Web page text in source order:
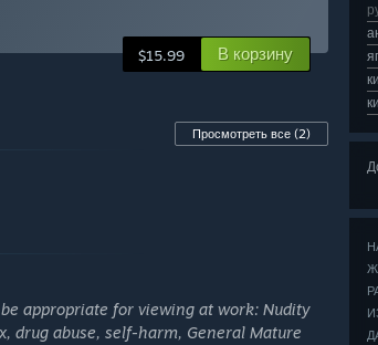
$15.99 В корзину
Просмотреть все (2)
appropriate for viewing at work: Nudity
drug abuse, self-harm, General Mature